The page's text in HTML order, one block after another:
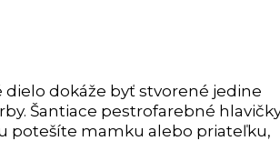
dokáže byť stvorené jedine
Šantiace pestrofarebné
potešíte mamku alebo priateľku,